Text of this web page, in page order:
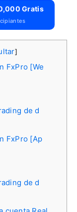
Gratis
]
FxPro [We
de d
FxPro [Ap
de d